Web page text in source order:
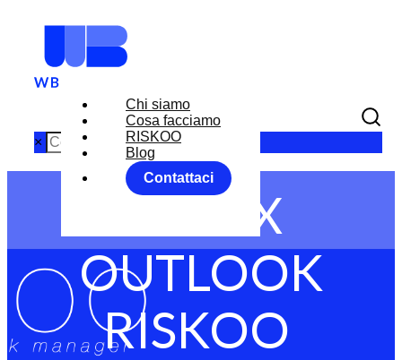
Chi siamo
Cosa facciamo
RISKOO
Blog
Contattaci
×
FOREX
OUTLOOK
RISKOO